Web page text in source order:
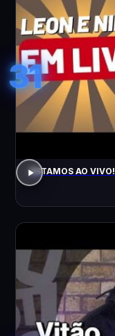
31
ESTAMOS AO VIVO!